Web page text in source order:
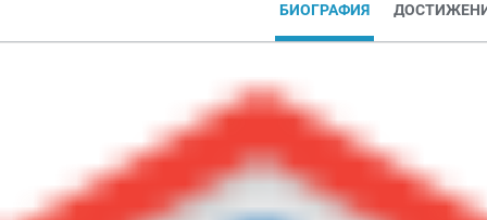
БИОГРАФИЯ